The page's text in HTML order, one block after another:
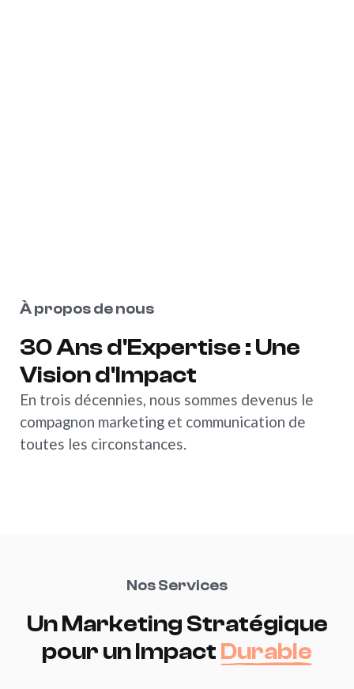
À propos de nous
30Ansd'Expertise : Une
Visiond'Impact
En trois décennies, nous sommes devenus le
compagnon marketing et communication de
toutes les circonstances.
Nos Services
UnMarketing Stratégique
pour unImpact Durable